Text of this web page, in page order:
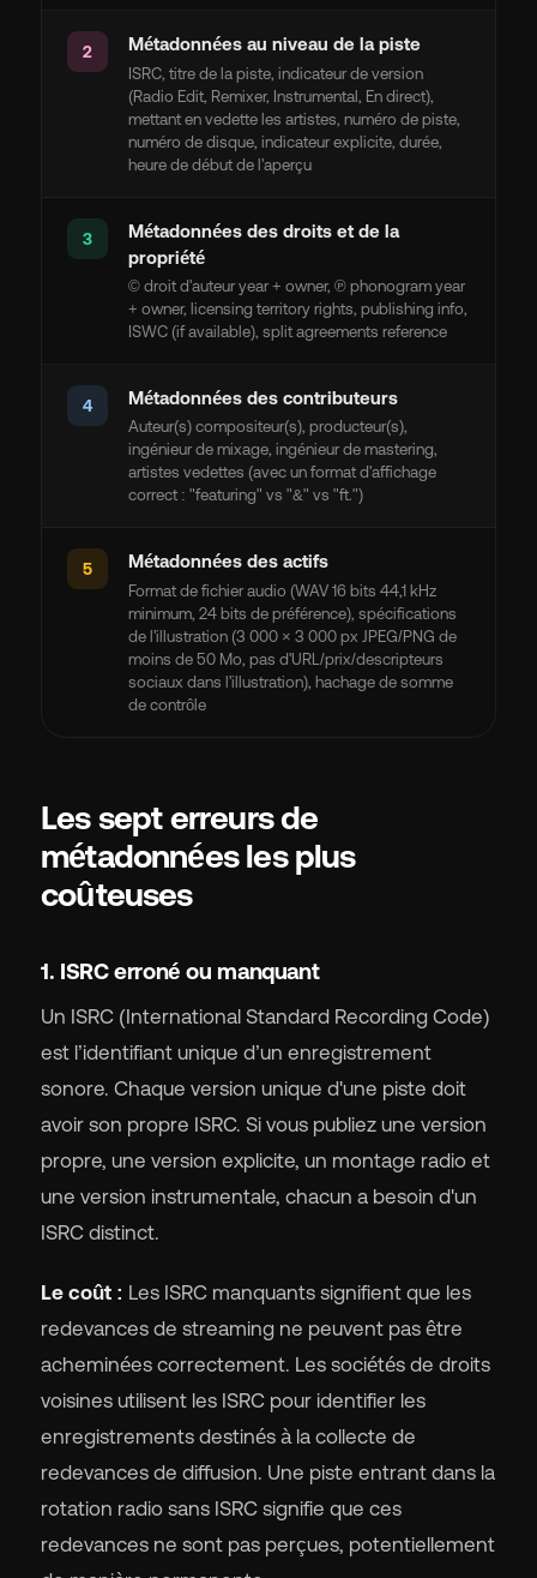
2 Métadonnées au niveau de la piste
ISRC, titre de la piste, indicateur de version
(Radio Edit, Remixer, Instrumental, En direct),
mettant en vedette les artistes, numéro de piste,
numéro de disque, indicateur explicite, durée,
heure de début de l'aperçu
3
Métadonnées des droits et de la
propriété
© droit d'auteur year + owner, ℗ phonogram year
+ owner, licensing territory rights, publishing info,
ISWC (if available), split agreements reference
4 Métadonnées des contributeurs
Auteur(s) compositeur(s), producteur(s),
ingénieur de mixage, ingénieur de mastering,
artistes vedettes (avec un format d'affichage
correct : "featuring" vs "&" vs "ft.")
5 Métadonnées des actifs
Format de fichier audio (WAV 16 bits 44,1 kHz
minimum, 24 bits de préférence), spécifications
de l'illustration (3 000 × 3 000 px JPEG/PNG de
moins de 50 Mo, pas d'URL/prix/descripteurs
sociaux dans l'illustration), hachage de somme
de contrôle
Les sept erreurs de
métadonnées les plus
coûteuses
1. ISRC erroné ou manquant
Un ISRC (International Standard Recording Code)
est l’identifiant unique d’un enregistrement
sonore. Chaque version unique d'une piste doit
avoir son propre ISRC. Si vous publiez une version
propre, une version explicite, un montage radio et
une version instrumentale, chacun a besoin d'un
ISRC distinct.
Le coût : Les ISRC manquants signifient que les
redevances de streaming ne peuvent pas être
acheminées correctement. Les sociétés de droits
voisines utilisent les ISRC pour identifier les
enregistrements destinés à la collecte de
redevances de diffusion. Une piste entrant dans la
rotation radio sans ISRC signifie que ces
redevances ne sont pas perçues, potentiellement